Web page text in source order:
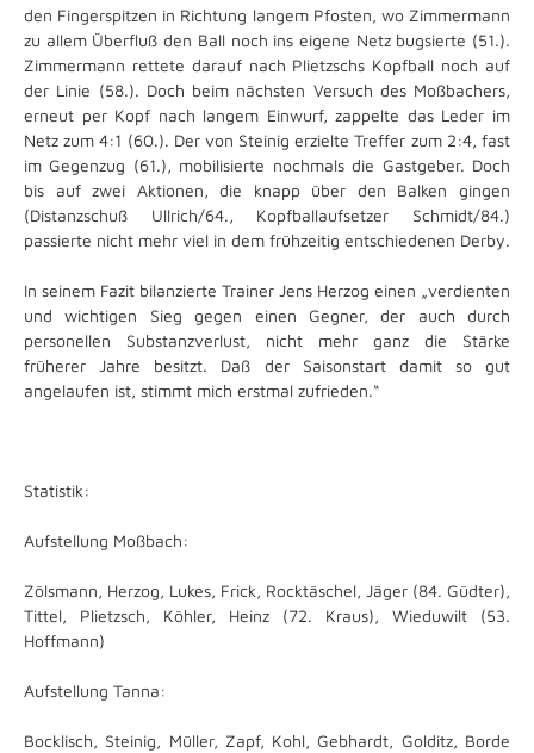
den Fingerspitzen in Richtung langem Pfosten, wo Zimmermann
zu allem Überfluß den Ball noch ins eigene Netz bugsierte (51.).
Zimmermann rettete darauf nach Plietzschs Kopfball noch auf
der Linie (58.). Doch beim nächsten Versuch des Moßbachers,
erneut per Kopf nach langem Einwurf, zappelte das Leder im
Netz zum 4:1 (60.). Der von Steinig erzielte Treffer zum 2:4, fast
im Gegenzug (61.), mobilisierte nochmals die Gastgeber. Doch
bis auf zwei Aktionen, die knapp über den Balken gingen
(Distanzschuß Ullrich/64., Kopfballaufsetzer Schmidt/84.)
passierte nicht mehr viel in dem frühzeitig entschiedenen Derby.
In seinem Fazit bilanzierte Trainer Jens Herzog einen „verdienten
und wichtigen Sieg gegen einen Gegner, der auch durch
personellen Substanzverlust, nicht mehr ganz die Stärke
früherer Jahre besitzt. Daß der Saisonstart damit so gut
angelaufen ist, stimmt mich erstmal zufrieden.“
Statistik:
Aufstellung Moßbach:
Zölsmann, Herzog, Lukes, Frick, Rocktäschel, Jäger (84. Güdter),
Tittel, Plietzsch, Köhler, Heinz (72. Kraus), Wieduwilt (53.
Hoffmann)
Aufstellung Tanna:
Bocklisch, Steinig, Müller, Zapf, Kohl, Gebhardt, Golditz, Borde